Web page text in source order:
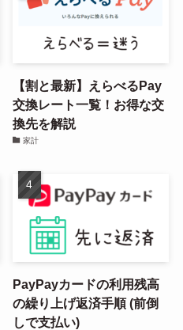
【割と最新】えらべるPay
交換レート一覧！お得な交
換先を解説
家計
PayPayカードの利用残高
の繰り上げ返済手順 (前倒
しで支払い)